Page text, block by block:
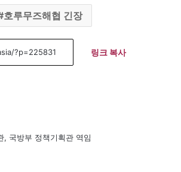
호루무즈해협 긴장
링크 복사
국방부 정책기획관 역임